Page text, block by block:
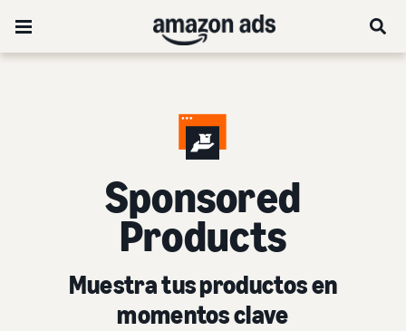
Sponsored
Products
Muestra tus productos en
momentos clave